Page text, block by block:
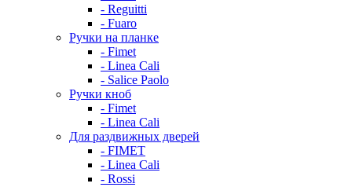
- Reguitti
- Fuaro
Ручки на планке
- Fimet
- Linea Cali
- Salice Paolo
Ручки кноб
- Fimet
- Linea Cali
Для раздвижных дверей
- FIMET
- Linea Cali
- Rossi